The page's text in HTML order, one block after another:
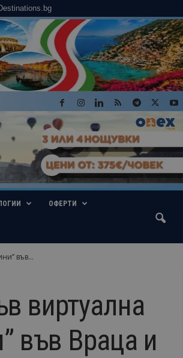
ОФЕРТИ
във...
виртуална
във Враца и